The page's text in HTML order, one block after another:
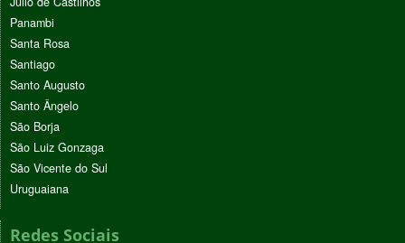
Panambi
Santa Rosa
Santiago
Santo Augusto
Santo Ângelo
São Borja
São Luiz Gonzaga
São Vicente do Sul
Uruguaiana
Redes Sociais